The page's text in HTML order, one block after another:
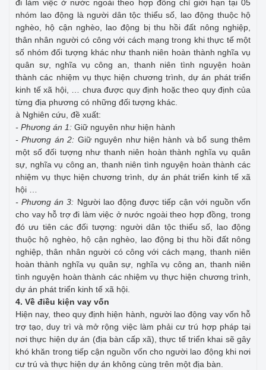
đi làm việc ở nước ngoài theo hợp đồng chỉ giới hạn tại 05
nhóm lao động là người dân tộc thiểu số, lao động thuộc hộ
nghèo, hộ cận nghèo, lao động bị thu hồi đất nông nghiệp,
thân nhân người có công với cách mạng trong khi thực tế một
số nhóm đối tượng khác như thanh niên hoàn thành nghĩa vụ
quân sự, nghĩa vụ công an, thanh niên tình nguyện hoàn
thành các nhiệm vụ thực hiện chương trình, dự án phát triển
kinh tế xã hội, … chưa được quy định hoặc theo quy định của
từng địa phương có những đối tượng khác.
à Nghiên cứu, đề xuất:
- Phương án 1: Giữ nguyên như hiện hành
- Phương án 2: Giữ nguyên như hiện hành và bổ sung thêm
một số đối tượng như thanh niên hoàn thành nghĩa vụ quân
sự, nghĩa vụ công an, thanh niên tình nguyện hoàn thành các
nhiệm vụ thực hiện chương trình, dự án phát triển kinh tế xã
hội …
- Phương án 3: Người lao động được tiếp cận với nguồn vốn
cho vay hỗ trợ đi làm việc ở nước ngoài theo hợp đồng, trong
đó ưu tiên các đối tượng: người dân tộc thiểu số, lao động
thuộc hộ nghèo, hộ cận nghèo, lao động bị thu hồi đất nông
nghiệp, thân nhân người có công với cách mạng, thanh niên
hoàn thành nghĩa vụ quân sự, nghĩa vụ công an, thanh niên
tình nguyện hoàn thành các nhiệm vụ thực hiện chương trình,
dự án phát triển kinh tế xã hội.
4. Về điều kiện vay vốn
Hiện nay, theo quy định hiện hành, người lao động vay vốn hỗ
trợ tạo, duy trì và mở rộng việc làm phải cư trú hợp pháp tại
nơi thực hiện dự án (địa bàn cấp xã), thực tế triển khai sẽ gây
khó khăn trong tiếp cận nguồn vốn cho người lao động khi nơi
cư trú và thực hiện dự án không cùng trên một địa bàn.